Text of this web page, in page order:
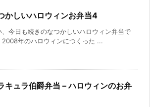
かしいハロウィンお弁当4
、今日も続きのなつかしいハロウィン弁当で
2008年のハロウィンにつくった ...
キュラ伯爵弁当 – ハロウィンのお弁